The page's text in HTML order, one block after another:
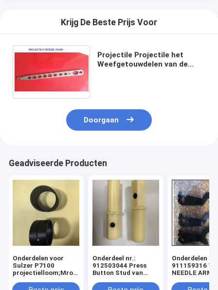
Krijg De Beste Prijs Voor
Projectile Projectile het
Weefgetouwdelen van de
Doorgaan
Geadviseerde Producten
Onderdelen voor
Sulzer P7100
projectielloom;Mro-
weeffabriek;Deelnummers
Onderdeel nr.:
912503044 Press
Button Stud van
Loom; MRO Supplies
Onderdelen nr.
911159316
NEEDLE ARM
SELVEAGE